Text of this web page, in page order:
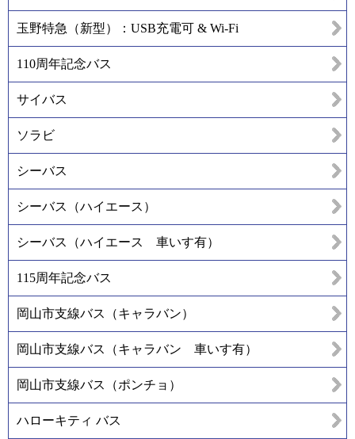
玉野特急（新型）：USB充電可 & Wi-Fi
110周年記念バス
サイバス
ソラビ
シーバス
シーバス（ハイエース）
シーバス（ハイエース 車いす有）
115周年記念バス
岡山市支線バス（キャラバン）
岡山市支線バス（キャラバン 車いす有）
岡山市支線バス（ポンチョ）
ハローキティ バス